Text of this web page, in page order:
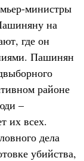
министры
на
где он
Пашинян
районе
–
их всех.
дела
убийства,